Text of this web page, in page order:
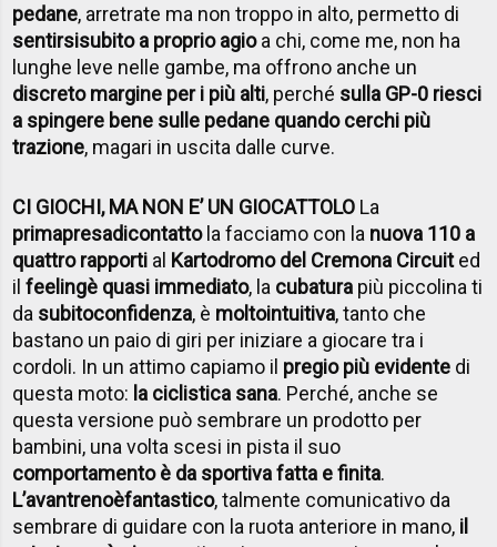
pedane, arretrate ma non troppo in alto, permetto di
sentirsisubito a proprio agioa chi, come me, non ha
lunghe leve nelle gambe, ma offrono anche un
discreto margine per i più alti, perché sulla GP-0 riesci
a spingere bene sulle pedane quando cerchi più
trazione, magari in uscita dalle curve.
CI GIOCHI, MA NON E’ UN GIOCATTOLO La
primapresadicontattola facciamo con la nuova 110 a
quattro rapporti al Kartodromo del Cremona Circuited
ilfeelingè quasi immediato, la cubatura più piccolina ti
da subitoconfidenza, è moltointuitiva, tanto che
bastano un paio di giri per iniziare a giocare tra i
cordoli. In un attimo capiamo il pregio più evidente di
questa moto: la ciclistica sana. Perché, anche se
questa versione può sembrare un prodotto per
bambini, una volta scesi in pista il suo
comportamento è da sportiva fatta e finita.
L’avantrenoèfantastico, talmente comunicativo da
sembrare di guidare con la ruota anteriore in mano, il